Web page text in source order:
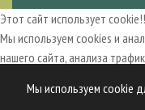
Мы используем cookie
Этот сайт использует cookie!!
Мы используем cookies и
нашего сайта, анализа
пользовательский опыт